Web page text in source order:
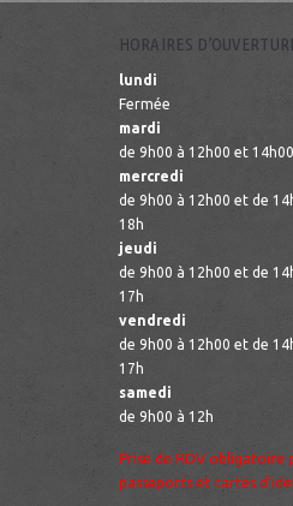
HORAIRES
lundi
Fermée
mardi
de 9h00 à 12h00 et
mercredi
de 9h00 à 12h00 et de
18h
jeudi
de 9h00 à 12h00 et de
17h
vendredi
de 9h00 à 12h00 et de
17h
samedi
de 9h00 à 12h
Prise de RDV obligatoire
passeports et cartes